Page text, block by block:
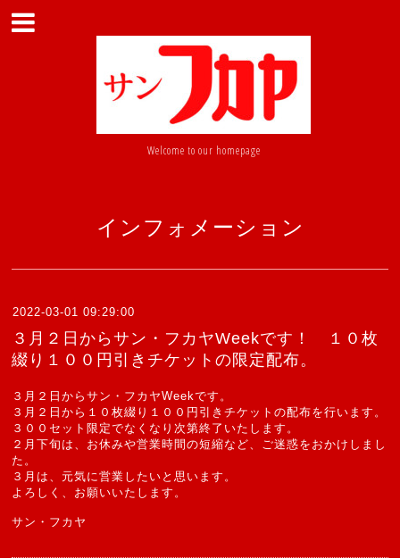
Welcome to our homepage
インフォメーション
2022-03-01 09:29:00
３月２日からサン・フカヤWeekです！ １０枚
綴り１００円引きチケットの限定配布。
３月２日からサン・フカヤWeekです。
３月２日から１０枚綴り１００円引きチケットの配布を行います。
３００セット限定でなくなり次第終了いたします。
２月下旬は、お休みや営業時間の短縮など、ご迷惑をおかけしまし
た。
３月は、元気に営業したいと思います。
よろしく、お願いいたします。
サン・フカヤ